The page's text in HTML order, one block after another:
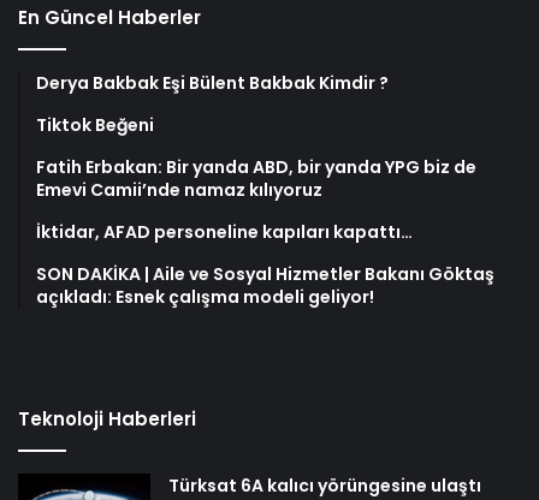
En Güncel Haberler
Derya Bakbak Eşi Bülent Bakbak Kimdir ?
Tiktok Beğeni
Fatih Erbakan: Bir yanda ABD, bir yanda YPG biz de
Emevi Camii’nde namaz kılıyoruz
İktidar, AFAD personeline kapıları kapattı…
SON DAKİKA | Aile ve Sosyal Hizmetler Bakanı Göktaş
açıkladı: Esnek çalışma modeli geliyor!
Teknoloji Haberleri
Türksat 6A kalıcı yörüngesine ulaştı